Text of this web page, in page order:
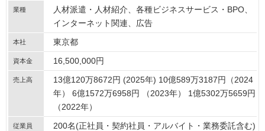
業種 人材派遣・人材紹介
各種ビジネスサービス・BPO
インターネット関連
広告
本社 東京都
資本金 16,500,000円
売上高
13億120万8672円 (2025年) 10億589万3187円（2024
年） 6億1572万6958円 （2023年） 1億5302万5659円
（2022年）
従業員 200名(正社員・契約社員・アルバイト・業務委託含む)